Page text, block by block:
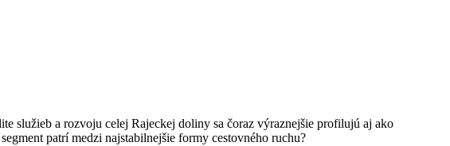
služieb a rozvoju celej Rajeckej doliny sa čoraz výraznejšie profilujú aj ako
patrí medzi najstabilnejšie formy cestovného ruchu?